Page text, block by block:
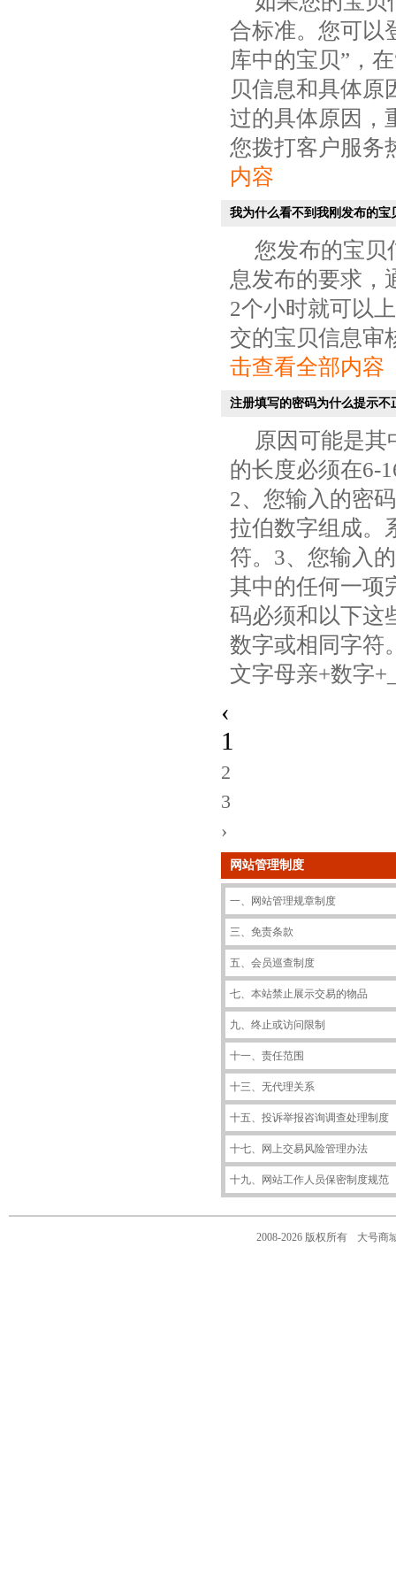
合标准。您可以
库中的宝贝”，
贝信息和具体原
过的具体原因，
您拨打客户服务
内容
我为什么看不到我刚发布的宝
您发布的宝贝
息发布的要求，
2个小时就可以
交的宝贝信息审
击查看全部内容
注册填写的密码为什么提示不
原因可能是
的长度必须在6-
2、您输入的密
拉伯数字组成。
符。3、您输入
其中的任何一项
码必须和以下这
数字或相同字符
文字母亲+数字
‹
1
2
3
›
网站管理制度
一、网站管理规章制度
三、免责条款
五、会员巡查制度
七、本站禁止展示交易的物品
九、终止或访问限制
十一、责任范围
十三、无代理关系
十五、投诉举报咨询调查处理制度
十七、网上交易风险管理办法
十九、网站工作人员保密制度规范
2008-2026 版权所有 大号商